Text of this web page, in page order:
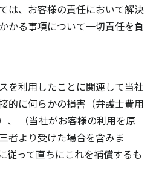
は、お客様の責任において解決
かる事項について一切責任を負
を利用したことに関連して当社
的に何らかの損害（弁護士費用
、 （当社がお客様の利用を原
者より受けた場合を含みま
従って直ちにこれを補償するも